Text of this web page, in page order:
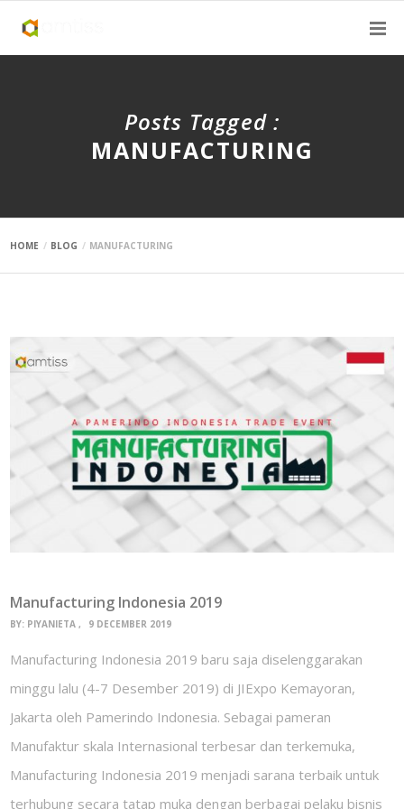
Posts Tagged :
MANUFACTURING
HOME BLOG MANUFACTURING
Manufacturing Indonesia 2019
BY: PIYANIETA 9 DECEMBER 2019
Manufacturing Indonesia 2019 baru saja diselenggarakan
minggu lalu (4-7 Desember 2019) di JIExpo Kemayoran,
Jakarta oleh Pamerindo Indonesia. Sebagai pameran
Manufaktur skala Internasional terbesar dan terkemuka,
Manufacturing Indonesia 2019 menjadi sarana terbaik untuk
terhubung secara tatap muka dengan berbagai pelaku bisnis